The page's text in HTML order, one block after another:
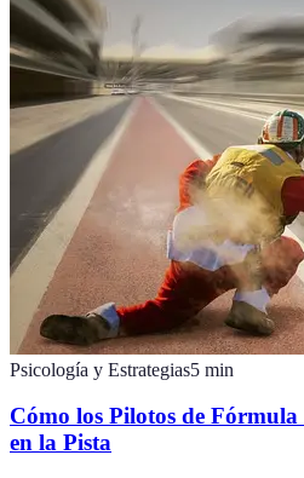
Psicología y Estrategias5 min
Cómo los Pilotos de
en la Pista